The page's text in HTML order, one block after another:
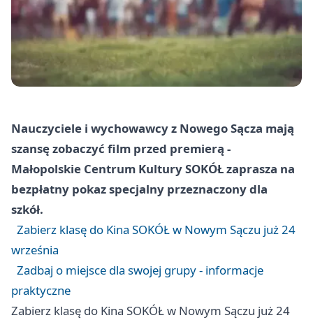
Nauczyciele i wychowawcy z Nowego Sącza mają
szansę zobaczyć film przed premierą -
Małopolskie Centrum Kultury SOKÓŁ zaprasza na
bezpłatny pokaz specjalny przeznaczony dla
szkół.
Zabierz klasę do Kina SOKÓŁ w Nowym Sączu już 24
września
Zadbaj o miejsce dla swojej grupy - informacje
praktyczne
Zabierz klasę do Kina SOKÓŁ w Nowym Sączu już 24